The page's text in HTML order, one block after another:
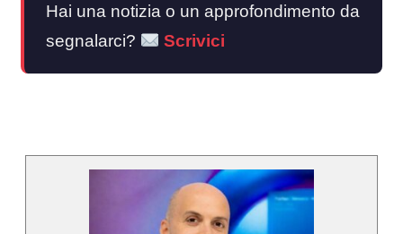
Hai una notizia o un approfondimento da
segnalarci?
Scrivici